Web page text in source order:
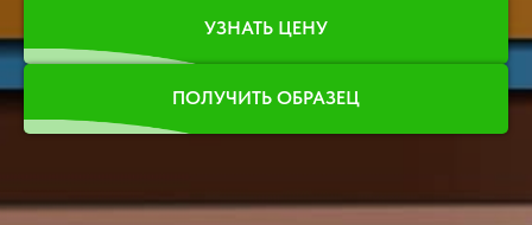
УЗНАТЬ ЦЕНУ
ПОЛУЧИТЬ ОБРАЗЕЦ